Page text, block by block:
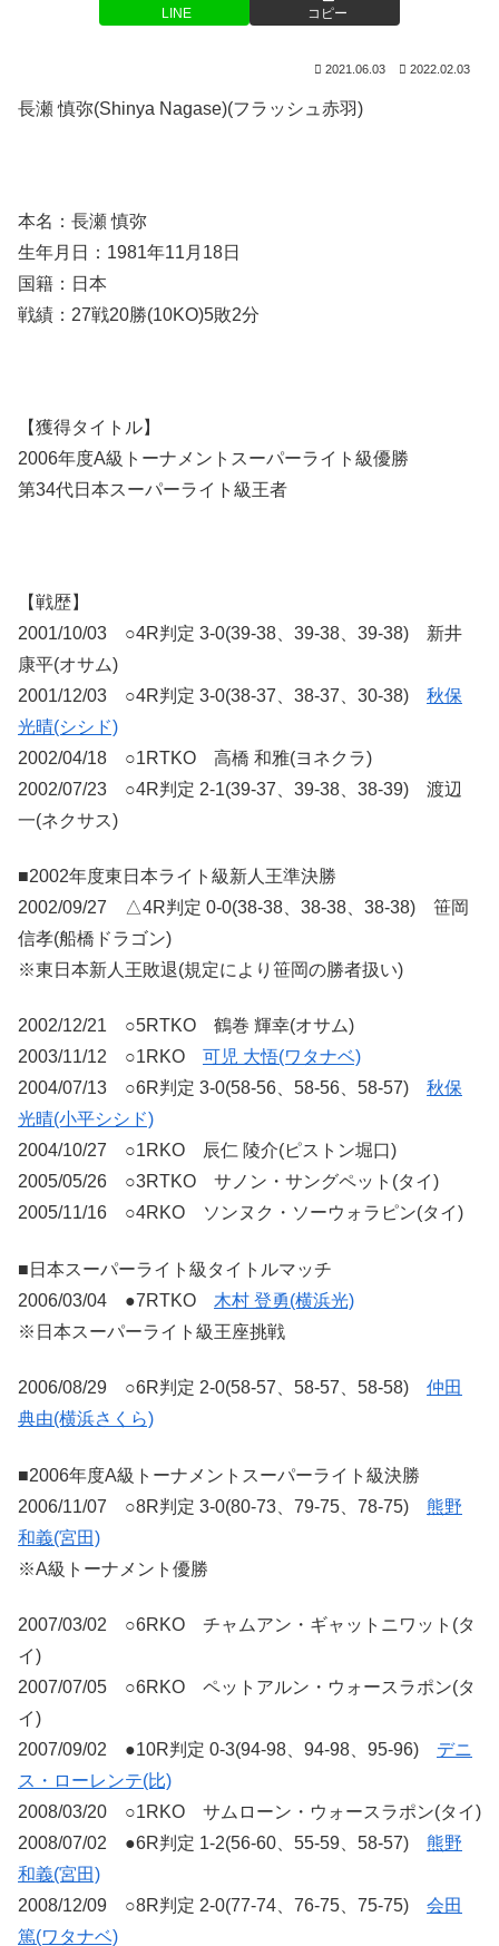
LINE コピー
2021.06.03 2022.02.03
長瀬 慎弥(Shinya Nagase)(フラッシュ赤羽)
本名：長瀬 慎弥
生年月日：1981年11月18日
国籍：日本
戦績：27戦20勝(10KO)5敗2分
【獲得タイトル】
2006年度A級トーナメントスーパーライト級優勝
第34代日本スーパーライト級王者
【戦歴】
2001/10/03 ○4R判定 3-0(39-38、39-38、39-38) 新井
康平(オサム)
2001/12/03 ○4R判定 3-0(38-37、38-37、30-38) 秋保
光晴(シシド)
2002/04/18 ○1RTKO 高橋 和雅(ヨネクラ)
2002/07/23 ○4R判定 2-1(39-37、39-38、38-39) 渡辺
一(ネクサス)
■2002年度東日本ライト級新人王準決勝
2002/09/27 △4R判定 0-0(38-38、38-38、38-38) 笹岡
信孝(船橋ドラゴン)
※東日本新人王敗退(規定により笹岡の勝者扱い)
2002/12/21 ○5RTKO 鶴巻 輝幸(オサム)
2003/11/12 ○1RKO 可児 大悟(ワタナベ)
2004/07/13 ○6R判定 3-0(58-56、58-56、58-57) 秋保
光晴(小平シシド)
2004/10/27 ○1RKO 辰仁 陵介(ピストン堀口)
2005/05/26 ○3RTKO サノン・サングペット(タイ)
2005/11/16 ○4RKO ソンヌク・ソーウォラピン(タイ)
■日本スーパーライト級タイトルマッチ
2006/03/04 ●7RTKO 木村 登勇(横浜光)
※日本スーパーライト級王座挑戦
2006/08/29 ○6R判定 2-0(58-57、58-57、58-58) 仲田
典由(横浜さくら)
■2006年度A級トーナメントスーパーライト級決勝
2006/11/07 ○8R判定 3-0(80-73、79-75、78-75) 熊野
和義(宮田)
※A級トーナメント優勝
2007/03/02 ○6RKO チャムアン・ギャットニワット(タ
イ)
2007/07/05 ○6RKO ペットアルン・ウォースラポン(タ
イ)
2007/09/02 ●10R判定 0-3(94-98、94-98、95-96) デニ
ス・ローレンテ(比)
2008/03/20 ○1RKO サムローン・ウォースラポン(タイ)
2008/07/02 ●6R判定 1-2(56-60、55-59、58-57) 熊野
和義(宮田)
2008/12/09 ○8R判定 2-0(77-74、76-75、75-75) 会田
篤(ワタナベ)